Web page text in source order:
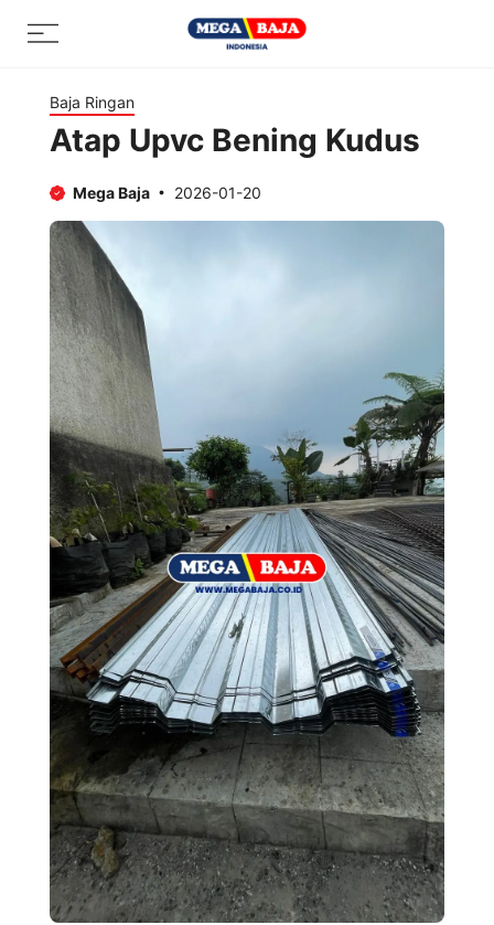
Menu
Baja Ringan
Atap Upvc Bening Kudus
Mega Baja 2026-01-20